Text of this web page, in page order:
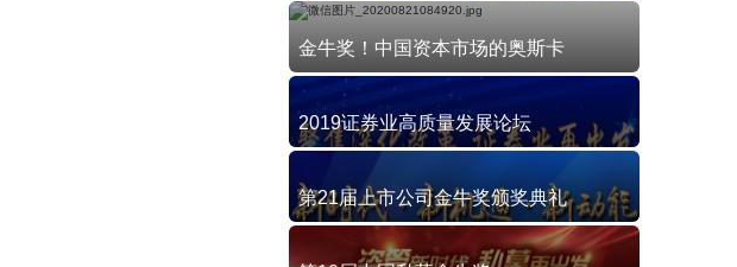
金牛奖！中国资本市场的奥斯卡
2019证券业高质量发展论坛
第21届上市公司金牛奖颁奖典礼